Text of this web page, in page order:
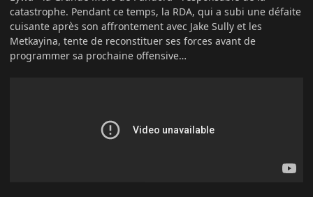
catastrophe. Pendant ce temps, la RDA, qui a subi une défaite
cuisante après son affrontement avec Jake Sully et les
Metkayina, tente de reconstituer ses forces avant de
programmer sa prochaine offensive…